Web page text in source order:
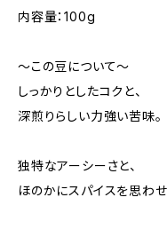
内容量：100g
〜この豆について〜
しっかりとしたコクと、
深煎りらしい力強い苦味。
独特なアーシーさと、
ほのかにスパイスを思わ